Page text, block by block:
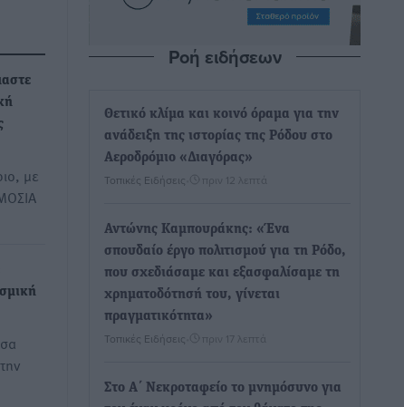
με
Ροή ειδήσεων
Θετικό κλίμα και κοινό όραμα για την
ανάδειξη της ιστορίας της Ρόδου στο
Αεροδρόμιο «Διαγόρας»
Τοπικές Ειδήσεις πριν 12 λεπτά
Αντώνης Καμπουράκης: «Ένα
σπουδαίο έργο πολιτισμού για τη Ρόδο,
που σχεδιάσαμε και εξασφαλίσαμε τη
χρηματοδότησή του, γίνεται
πραγματικότητα»
Τοπικές Ειδήσεις πριν 17 λεπτά
Στο Α΄ Νεκροταφείο το μνημόσυνο για